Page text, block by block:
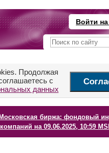
Войти
Продолжая
с
данных
Московская биржа: фондовый
на 09.06.2025, 10:59